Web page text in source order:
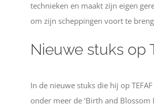
technieken en maakt zijn eigen
om zijn scheppingen voort te
Nieuwe stuks op
In de nieuwe stuks die hij op
onder meer de ‘Birth and Blossom